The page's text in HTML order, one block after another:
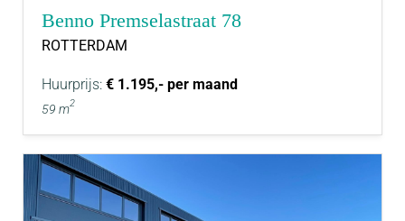
Benno Premselastraat 78
ROTTERDAM
Huurprijs: € 1.195,- per maand
59 m2